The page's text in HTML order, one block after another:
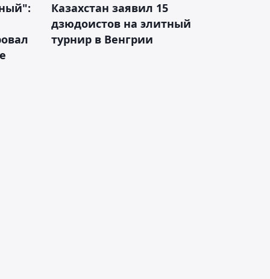
Казахстан заявил 15
дзюдоистов на элитный
турнир в Венгрии